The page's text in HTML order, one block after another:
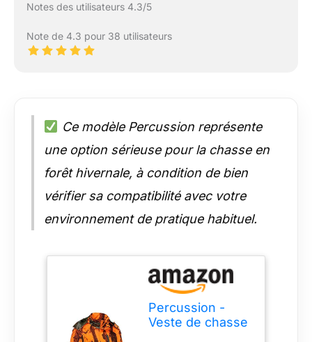
Notes des utilisateurs 4.3/5
Note de 4.3 pour 38 utilisateurs
Ce modèle Percussion représente
une option sérieuse pour la chasse en
forêt hivernale, à condition de bien
vérifier sa compatibilité avec votre
environnement de pratique habituel.
Percussion -
Veste de chasse